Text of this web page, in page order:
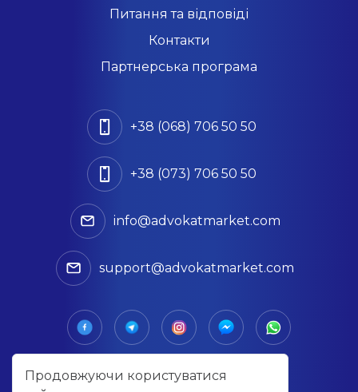
Питання та відповіді
Контакти
Партнерська програма
+38 (068) 706 50 50
+38 (073) 706 50 50
info@advokatmarket.com
support@advokatmarket.com
Продовжуючи користуватися